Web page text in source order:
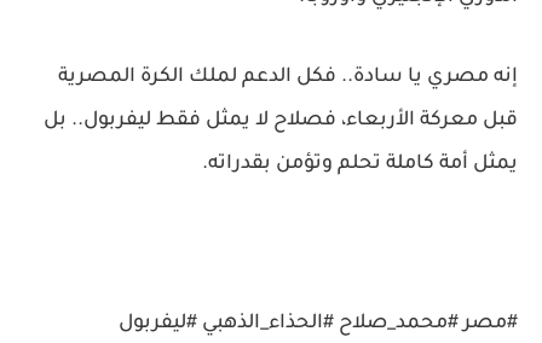
إنه مصري يا سادة.. فكل الدعم لملك الكرة المصرية
قبل معركة الأربعاء، فصلاح لا يمثل فقط ليفربول.. بل
يمثل أمة كاملة تحلم وتؤمن بقدراته.
#مصر #محمد_صلاح #الحذاء_الذهبي #ليفربول